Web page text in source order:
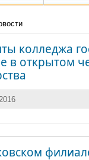
колледжа
в открытом